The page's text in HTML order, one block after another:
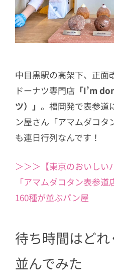
6クリームのドーナ
6.1オリジナルの
ム「custard（
ム 「
ズ）」
6.3大人気のピス
tacchio（ピス
7塩ドーナツ
7.1生ハムがのっ
ciutto（プロ
8【耳より情報】5月
味わってみて
10I’m donut ?店舗
中目黒駅の高架下、正面
ドーナツ専門店 「I’m
ツ）」 。福岡発で表参道
ン屋さん「アマムダコタ
も連日行列なんです！
＞＞＞【東京のおいしい
「アマムダコタン表参
160種が並ぶパン屋
待ち時間はど
並んでみた